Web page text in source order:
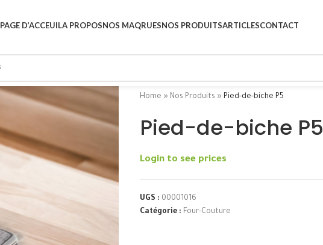
PAGE D’ACCEUILA PROPOSNOS MAQRUESNOS PRODUITSARTICLESCONTACT
Home » Nos Produits » Pied-de-biche P5
Pied-de-biche P5
Login to see prices
UGS : 00001016
Catégorie : Four-Couture